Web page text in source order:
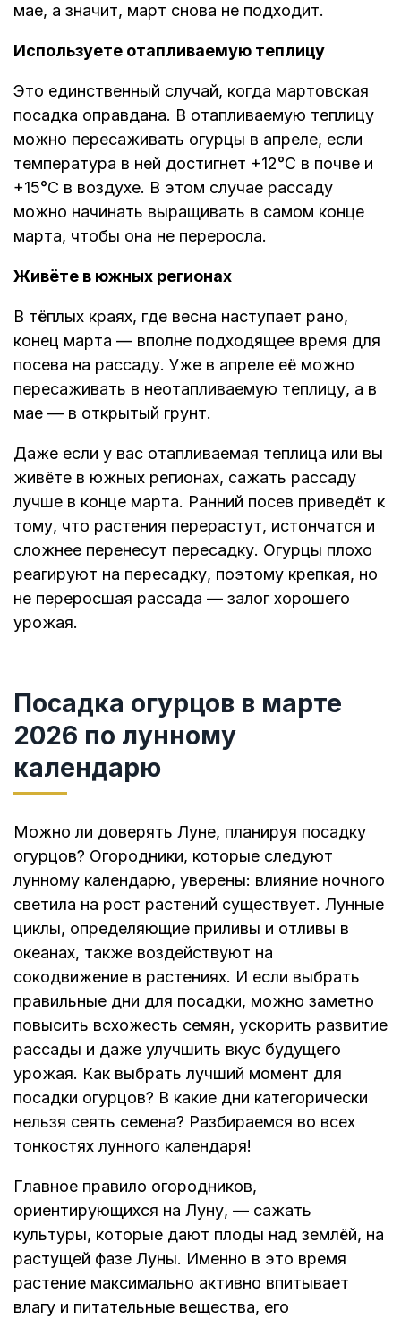
мае, а значит, март снова не подходит.
Используете отапливаемую теплицу
Это единственный случай, когда мартовская
посадка оправдана. В отапливаемую теплицу
можно пересаживать огурцы в апреле, если
температура в ней достигнет +12°C в почве и
+15°C в воздухе. В этом случае рассаду
можно начинать выращивать в самом конце
марта, чтобы она не переросла.
Живёте в южных регионах
В тёплых краях, где весна наступает рано,
конец марта — вполне подходящее время для
посева на рассаду. Уже в апреле её можно
пересаживать в неотапливаемую теплицу, а в
мае — в открытый грунт.
Даже если у вас отапливаемая теплица или вы
живёте в южных регионах, сажать рассаду
лучше в конце марта. Ранний посев приведёт к
тому, что растения перерастут, истончатся и
сложнее перенесут пересадку. Огурцы плохо
реагируют на пересадку, поэтому крепкая, но
не переросшая рассада — залог хорошего
урожая.
Посадка огурцов в марте
2026 по лунному
календарю
Можно ли доверять Луне, планируя посадку
огурцов? Огородники, которые следуют
лунному календарю, уверены: влияние ночного
светила на рост растений существует. Лунные
циклы, определяющие приливы и отливы в
океанах, также воздействуют на
сокодвижение в растениях. И если выбрать
правильные дни для посадки, можно заметно
повысить всхожесть семян, ускорить развитие
рассады и даже улучшить вкус будущего
урожая. Как выбрать лучший момент для
посадки огурцов? В какие дни категорически
нельзя сеять семена? Разбираемся во всех
тонкостях лунного календаря!
Главное правило огородников,
ориентирующихся на Луну, — сажать
культуры, которые дают плоды над землёй, на
растущей фазе Луны. Именно в это время
растение максимально активно впитывает
влагу и питательные вещества, его